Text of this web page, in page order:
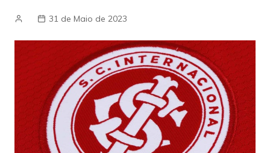
31 de Maio de 2023